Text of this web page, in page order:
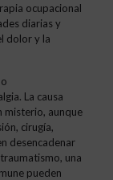
ocupacional
diarias y
dolor y la
La causa
misterio, aunque
cirugía,
desencadenar
una
pueden